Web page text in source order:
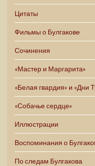
Цитаты
Фильмы о Булгакове
Сочинения
«Мастер и Маргарита»
«Белая гвардия» и «Дни
«Собачье сердце»
Иллюстрации
Воспоминания о
По следам Булгакова